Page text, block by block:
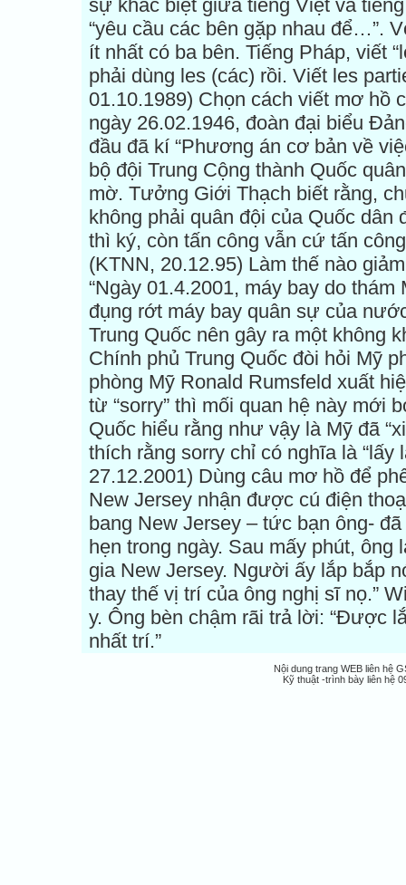
sự khác biệt giữa tiếng Việt và
“yêu cầu các bên gặp nhau để…”.
ít nhất có ba bên. Tiếng Pháp, viết
phải dùng les (các) rồi. Viết les
01.10.1989) Chọn cách viết mơ hồ
ngày 26.02.1946, đoàn đại biểu
đầu đã kí “Phương án cơ bản về
bộ đội Trung Cộng thành Quốc
mờ. Tưởng Giới Thạch biết rằng,
không phải quân đội của Quốc dân
thì ký, còn tấn công vẫn cứ tấn
(KTNN, 20.12.95) Làm thế nào
“Ngày 01.4.2001, máy bay do
đụng rớt máy bay quân sự của
Trung Quốc nên gây ra một không
Chính phủ Trung Quốc đòi hỏi Mỹ
phòng Mỹ Ronald Rumsfeld xuất
từ “sorry” thì mối quan hệ này mới
Quốc hiểu rằng như vậy là Mỹ đã
thích rằng sorry chỉ có nghĩa là “lấy
27.12.2001) Dùng câu mơ hồ để
New Jersey nhận được cú điện
bang New Jersey – tức bạn ông-
hẹn trong ngày. Sau mấy phút,
gia New Jersey. Người ấy lắp bắp
thay thế vị trí của ông nghị sĩ nọ.”
y. Ông bèn chậm rãi trả lời: “Được
nhất trí.”
Nội dung trang WEB liên hệ
Kỹ thuật -trình bày liên hệ